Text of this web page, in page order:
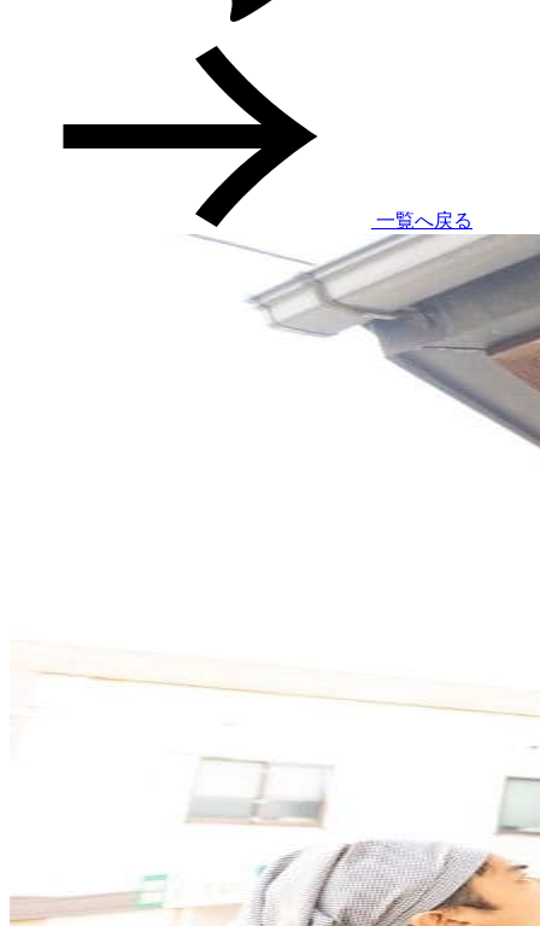
一覧へ戻る